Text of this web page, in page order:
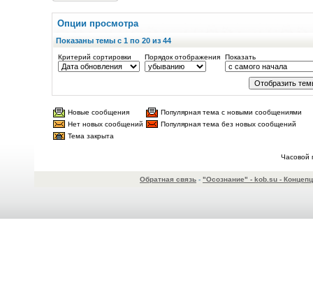
Опции просмотра
Показаны темы с 1 по 20 из 44
Критерий сортировки Порядок отображения Показать
Новые сообщения
Популярная тема с новыми сообщениями
Нет новых сообщений
Популярная тема без новых сообщений
Тема закрыта
Часовой
Обратная связь - "Осознание" - kob.su -